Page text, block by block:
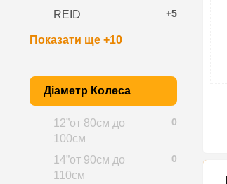
+5
REID
Показати ще +10
Діаметр Колеса
0
12”от 80см до
100см
0
14”от 90см до
110см